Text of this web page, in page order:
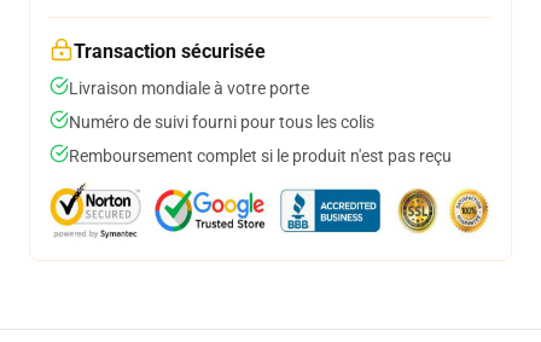
Transaction sécurisée
Livraison mondiale à votre porte
Numéro de suivi fourni pour tous les colis
Remboursement complet si le produit n'est pas reçu